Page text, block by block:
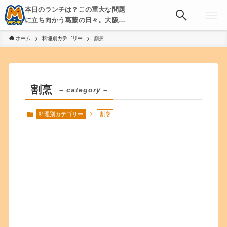
本日のランチは？この重大な問題
に立ち向かう葛藤の日々。大阪・
京都・神戸を中心とした食べ歩
き、飲み歩きを綴る。
ホーム 料理別カテゴリー 割烹
割烹 – category –
料理別カテゴリー 割烹